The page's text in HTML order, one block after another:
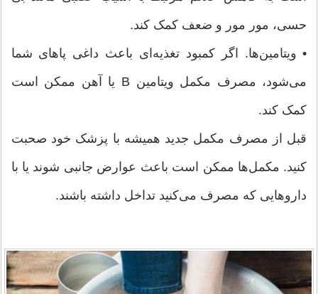
حسی، مور مور و ضعف کمک کند.
• ویتامین‌ها. اگر کمبود تغذیه‌ای باعث داغی پاهای شما
می‌شود، مصرف مکمل ویتامین B یا آهن ممکن است
کمک کند.
قبل از مصرف مکمل جدید همیشه با پزشک خود صحبت
کنید. مکمل‌ها ممکن است باعث عوارض جانبی شوند یا با
داروهایی که مصرف می‌کنید تداخل داشته باشند.